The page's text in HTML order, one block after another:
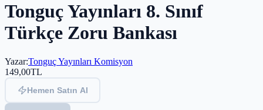
Tonguç Yayınları 8. Sınıf
Türkçe Zoru Bankası
Yazar:Tonguç Yayınları Komisyon
149,00TL
Hemen Satın Al